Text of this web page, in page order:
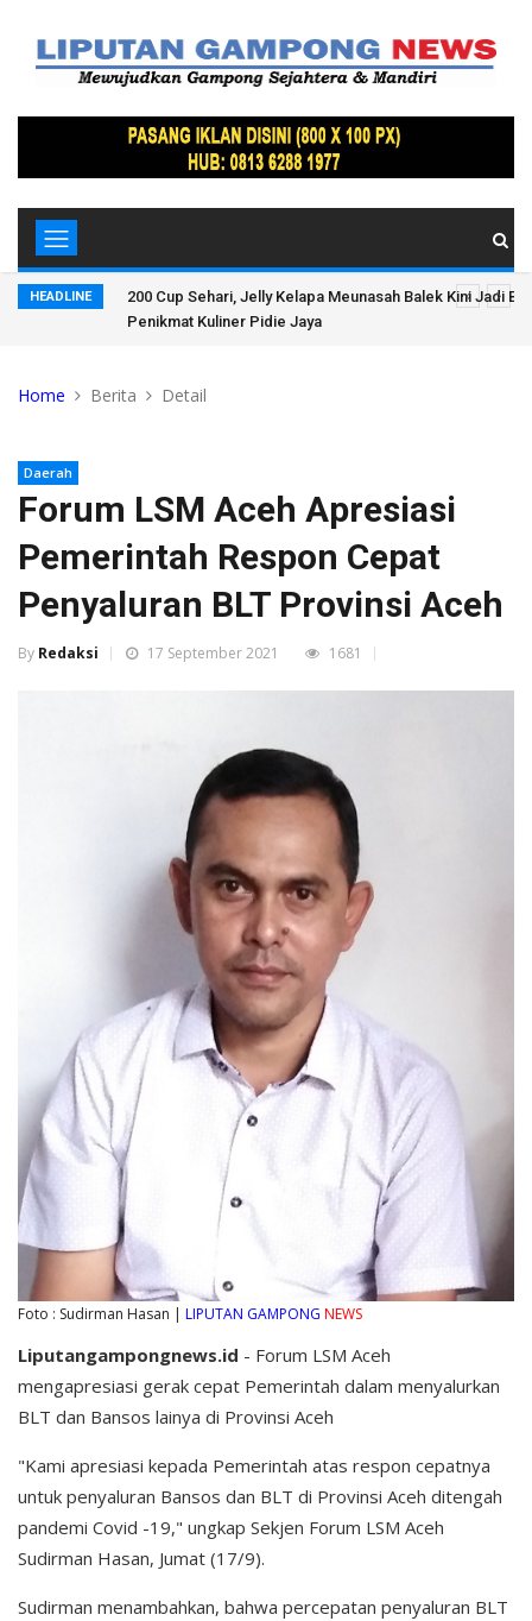
HEADLINE
LPPNU Labuhanbatu Utara Desak Satgas PKH Tertibkan
Perkebunan Sawit Ilegal di Kawasan Hutan
Home Berita Detail
Daerah
Forum LSM Aceh Apresiasi
Pemerintah Respon Cepat
Penyaluran BLT Provinsi Aceh
By Redaksi 17 September 2021 1681
Foto : Sudirman Hasan | LIPUTAN GAMPONG NEWS
Liputangampongnews.id - Forum LSM Aceh
mengapresiasi gerak cepat Pemerintah dalam menyalurkan
BLT dan Bansos lainya di Provinsi Aceh
"Kami apresiasi kepada Pemerintah atas respon cepatnya
untuk penyaluran Bansos dan BLT di Provinsi Aceh ditengah
pandemi Covid -19," ungkap Sekjen Forum LSM Aceh
Sudirman Hasan, Jumat (17/9).
Sudirman menambahkan, bahwa percepatan penyaluran BLT